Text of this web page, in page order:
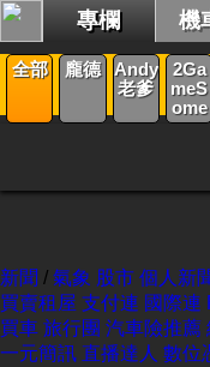
專欄 機
新聞
全部 龐德
Andy
老爹
2Ga
meS
ome
新聞 / 氣象 股市 個人新
買賣租屋 支付連 國際連
買車 旅行團 汽車險推薦
一元簡訊 直播達人 數位